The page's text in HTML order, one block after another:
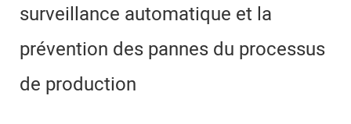
surveillance automatique et la
prévention des pannes du processus
de production